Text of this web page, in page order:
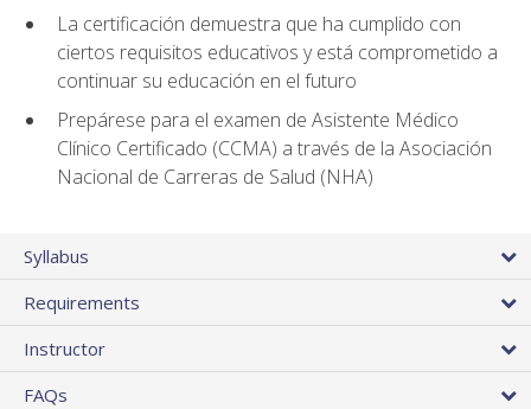
La certificación demuestra que ha cumplido con
ciertos requisitos educativos y está comprometido a
continuar su educación en el futuro
Prepárese para el examen de Asistente Médico
Clínico Certificado (CCMA) a través de la Asociación
Nacional de Carreras de Salud (NHA)
Syllabus
Requirements
Instructor
FAQs